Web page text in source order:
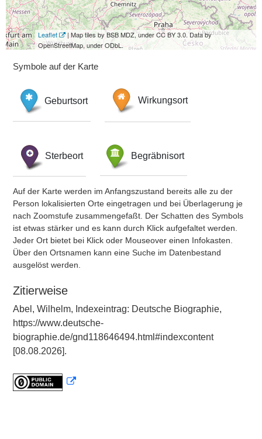
Leaflet
| Map tiles by BSB MDZ, under CC BY 3.0. Data by
OpenStreetMap, under ODbL.
Symbole auf der Karte
Geburtsort Wirkungsort
Sterbeort Begräbnisort
Auf der Karte werden im Anfangszustand bereits alle zu der
Person lokalisierten Orte eingetragen und bei Überlagerung je
nach Zoomstufe zusammengefaßt. Der Schatten des Symbols
ist etwas stärker und es kann durch Klick aufgefaltet werden.
Jeder Ort bietet bei Klick oder Mouseover einen Infokasten.
Über den Ortsnamen kann eine Suche im Datenbestand
ausgelöst werden.
Zitierweise
Abel, Wilhelm, Indexeintrag: Deutsche Biographie,
https://www.deutsche-
biographie.de/gnd118646494.html#indexcontent
[08.08.2026].